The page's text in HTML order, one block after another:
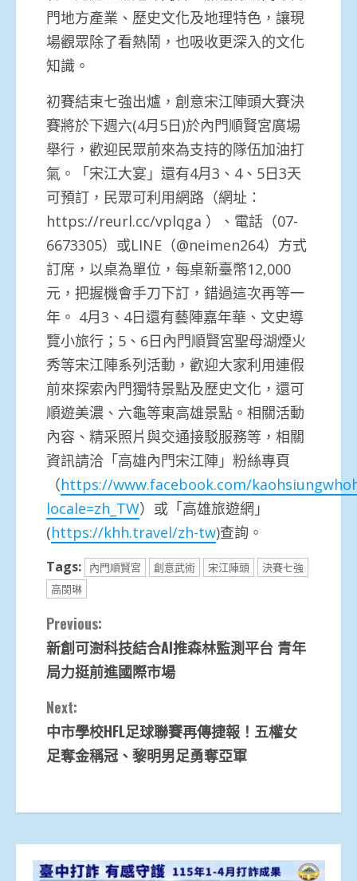
門地方產業、歷史文化及地理特色，讓現
場觀眾除了看熱鬧，也吸收更深入的文化
知識。
初賽結束七強出爐，創意宋江陣頭大賽決
賽將於下週六(4月5日)於內門順賢宮廣場
舉行，歡迎民眾前來為支持的隊伍加油打
氣。「宋江大宴」還有4月3、4、5日3天
可預訂，民眾可利用網路（網址：
https://reurl.cc/vplqga ）、電話（07-
6673305）或LINE（@neimen264）方式
訂席，以桌為單位，每桌新臺幣12,000
元，把握機會手刀下訂，錯過這次再等一
年。 4月3、4日還有藝陣嘉年華、文史導
覽小旅行；5、6日內門順賢宮聖母湖煙火
秀等宋江陣系列活動，歡迎大家利用連假
前來探索內門獨特景點及歷史文化，還可
順遊美濃、六龜等東高雄景點。相關活動
內容、精采照片與交通接駁服務等，相關
資訊請洽「高雄內門宋江陣」粉絲專頁
（https://www.facebook.com/
locale=zh_TW）或「高雄旅遊網」
(https://khh.travel/zh-tw)查詢。
Tags: 內門順賢宮 創意武術 宋江陣頭
決賽七強
高閔琳
Continue
Reading
Previous:
新創可澍科技結合AI推森林監測平台 青年
局力挺前進國際市場
Next:
中市學校HFL足球聯賽再傳捷報！五權女
足奪金稱冠、黎明男足勇奪亞軍